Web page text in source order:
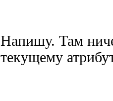
Напишу. Там
текущему